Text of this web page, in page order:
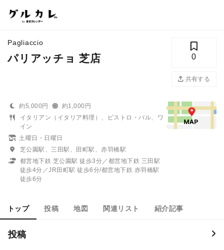
Pagliaccio
パリアッチョ 芝店 0
共有する
約5,000円
約1,000円
イタリアン（イタリア料理）、ビストロ・バル、ワ
イン
土曜日・日曜日
芝公園駅、三田駅、田町駅、赤羽橋駅
都営地下鉄 芝公園駅 徒歩3分／都営地下鉄 三田駅
徒歩4分／JR田町駅 徒歩6分/都営地下鉄 赤羽橋駅
徒歩6分
トップ 投稿 地図 関連リスト 紹介記事
投稿